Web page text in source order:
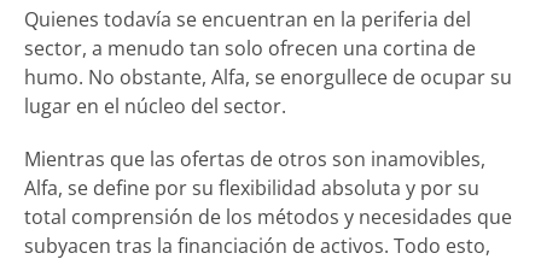
Quienes todavía se encuentran en la periferia del
sector, a menudo tan solo ofrecen una cortina de
humo. No obstante, Alfa, se enorgullece de ocupar su
lugar en el núcleo del sector.
Mientras que las ofertas de otros son inamovibles,
Alfa, se define por su flexibilidad absoluta y por su
total comprensión de los métodos y necesidades que
subyacen tras la financiación de activos. Todo esto,